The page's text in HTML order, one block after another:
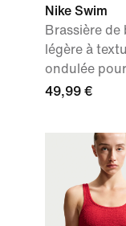
Nike Swim
Brassière de
légère à
ondulée
49,99 €